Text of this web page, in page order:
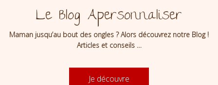
Le Blog Apersonnaliser
Maman jusqu’au bout des ongles ? Alors découvrez notre Blog !
Articles et conseils …
Je découvre